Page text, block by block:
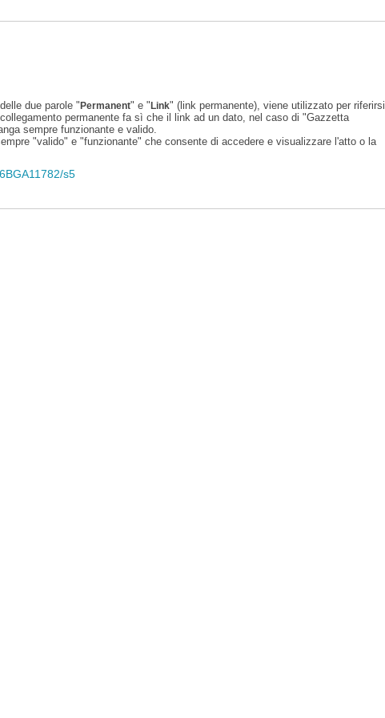
due parole "Permanent" e "Link" (link permanente), viene utilizzato per riferirsi
permanente fa sì che il link ad un dato, nel caso di "Gazzetta
sempre funzionante e valido.
"valido" e "funzionante" che consente di accedere e visualizzare l'atto o la
s5